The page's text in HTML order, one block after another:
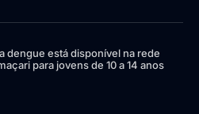
dengue está disponível na rede
para jovens de 10 a 14 anos